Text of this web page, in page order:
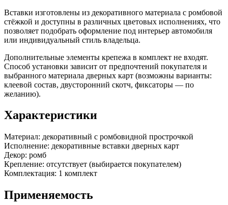
Вставки изготовлены из декоративного материала с ромбовой
стёжкой и доступны в различных цветовых исполнениях, что
позволяет подобрать оформление под интерьер автомобиля
или индивидуальный стиль владельца.
Дополнительные элементы крепежа в комплект не входят.
Способ установки зависит от предпочтений покупателя и
выбранного материала дверных карт (возможны варианты:
клеевой состав, двусторонний скотч, фиксаторы — по
желанию).
Характеристики
Материал: декоративный с ромбовидной прострочкой
Исполнение: декоративные вставки дверных карт
Декор: ромб
Крепление: отсутствует (выбирается покупателем)
Комплектация: 1 комплект
Применяемость